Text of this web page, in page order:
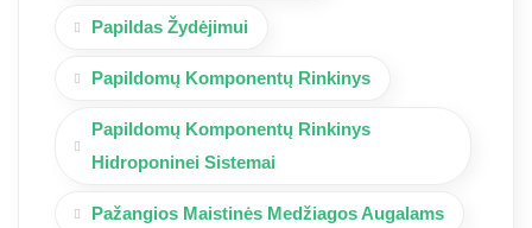
Papildas Žydėjimui
Papildomų Komponentų Rinkinys
Papildomų Komponentų Rinkinys
Hidroponinei Sistemai
Pažangios Maistinės Medžiagos Augalams